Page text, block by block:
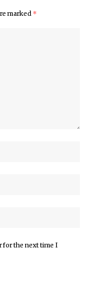
marked *
for the next time I